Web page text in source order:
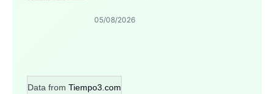
05/08/2026
Data from Tiempo3.com